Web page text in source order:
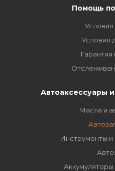
Помощь
Условия
Гарантия
Автоаксессуары
Масла и
Инструменты